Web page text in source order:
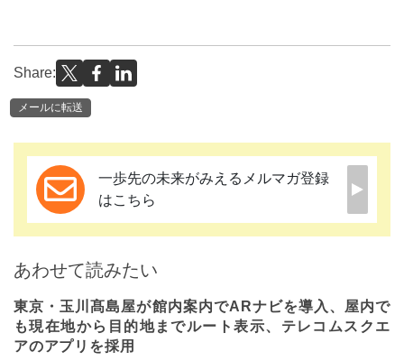
Share:
メールに転送
一歩先の未来がみえるメルマガ登録
はこちら
あわせて読みたい
東京・玉川髙島屋が館内案内でARナビを導入、屋内で
も現在地から目的地までルート表示、テレコムスクエ
アのアプリを採用